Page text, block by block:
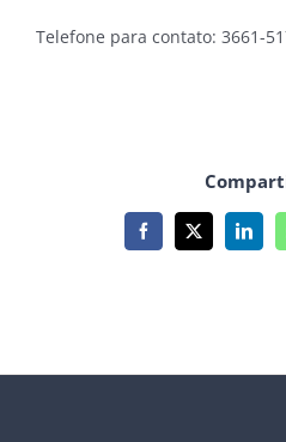
Telefone para contato: 3661-
Facebook
X